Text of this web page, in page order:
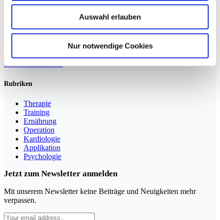
Auswahl erlauben
Nur notwendige Cookies
Sportmedizin für Ärzte, Therapeuten und Trainer
YouTube
Rubriken
Therapie
Training
Ernährung
Operation
Kardiologie
Applikation
Psychologie
Jetzt zum Newsletter anmelden
Mit unserem Newsletter keine Beiträge und Neuigkeiten mehr
verpassen.